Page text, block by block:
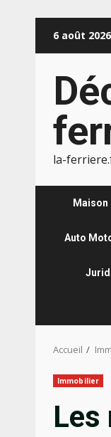
6 août 2026
la-
Maison
Auto
Accueil
Immobilier
Les